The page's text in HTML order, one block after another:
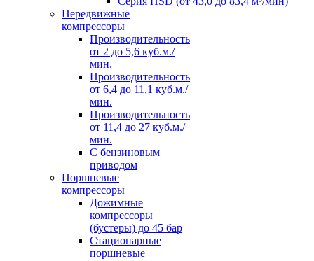
Передвижные
компрессоры
Производительноcть
от 2 до 5,6 куб.м./
мин.
Производительноcть
от 6,4 до 11,1 куб.м./
мин.
Производительноcть
от 11,4 до 27 куб.м./
мин.
С бензиновым
приводом
Поршневые
компрессоры
Дожимные
компрессоры
(бустеры) до 45 бар
Стационарные
поршневые